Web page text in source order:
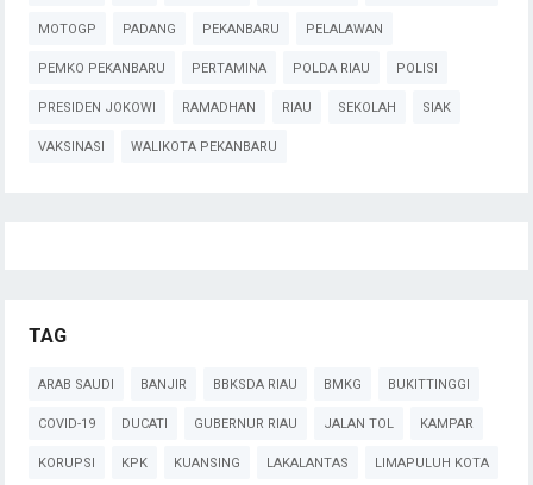
MOTOGP PADANG PEKANBARU PELALAWAN
PEMKO PEKANBARU PERTAMINA POLDA RIAU POLISI
PRESIDEN JOKOWI RAMADHAN RIAU SEKOLAH SIAK
VAKSINASI WALIKOTA PEKANBARU
TAG
ARAB SAUDI BANJIR BBKSDA RIAU BMKG BUKITTINGGI
COVID-19 DUCATI GUBERNUR RIAU JALAN TOL KAMPAR
KORUPSI KPK KUANSING LAKALANTAS LIMAPULUH KOTA